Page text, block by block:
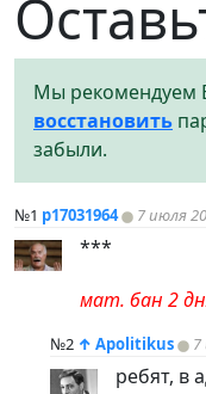
Мы рекомендуем
восстановить
забыли.
№1 p17031964 7 июля
***
мат. бан 2
№2 ↑ Apolitikus 7
ребят, в